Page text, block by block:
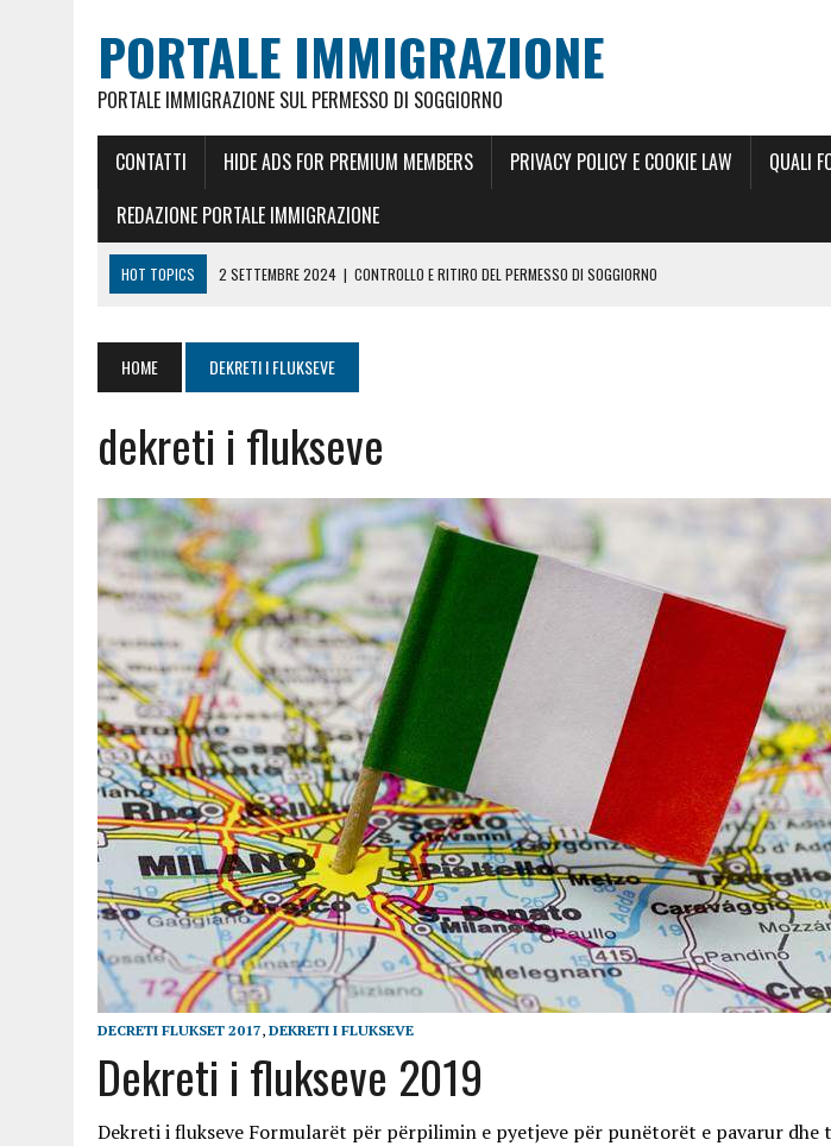
PORTALE IMMIGRAZIONE
PORTALE IMMIGRAZIONE SUL PERMESSO DI SOGGIORNO
CONTATTI HIDE ADS FOR PREMIUM MEMBERS PRIVACY POLICY E COOKIE LAW
QUALI
REDAZIONE PORTALE IMMIGRAZIONE
HOT TOPICS 2 SETTEMBRE 2024 | CONTROLLO E RITIRO DEL PERMESSO DI SOGGIORNO
5 FEBBRAIO 2023 | REDDITO PER CARTA DI SOGGIORNO E PERMESSO ILLIMITATO 2024
18 GIUGNO 2022
|
CONOSCERE LO STATO DEL PERMESSO DI SOGGIORNO
23 DICEMBRE 2021
PERMESSO DI SOGGIORNO UE ILLIMITATO ORA 10 ANNI
4 MAGGIO 2025 | PRENOTARE UN APPUNTAMENTO A MILANO PER RILASCIO DEL PERMESSO DI SOGGIORNO ELETTRONICO
30 MARZO 2025 |
ESPULSIONE E CAPACITÀ A DELINQUERE
9 MARZO 2025 | MODELLO A-BIS FLUSSI 2025 GRANDI ANZIANI E DISABILI
23 FEBBRAIO 2025 | FLUSSI 2025 LE QUOTE PER TIPOLOGIE DI LAVORO
4 GENNAIO 2025 | BONUS NASCITE 2025 ANCHE PER STRANIERI
5 DICEMBRE 2024 | RICONGIUNGIMENTO FAMILIARE, FLUSSI E ASILO: IL DECRETO LEGGE 11 OTTOBRE 2024 N. 145
HOME DEKRETI I FLUKSEVE
dekreti i flukseve
DECRETI FLUKSET 2017, DEKRETI I FLUKSEVE
Dekreti i flukseve 2019
Dekreti i flukseve Formularët për përpilimin e pyetjeve për punëtorët e pavarur dhe